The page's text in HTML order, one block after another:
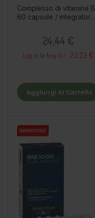
Complesso di vitamina B,
60 capsule / integratore
24,44 €
Log in to buy for : 23.22 €
Aggiungi Al Carrello
INGROSSO
INGROSSO